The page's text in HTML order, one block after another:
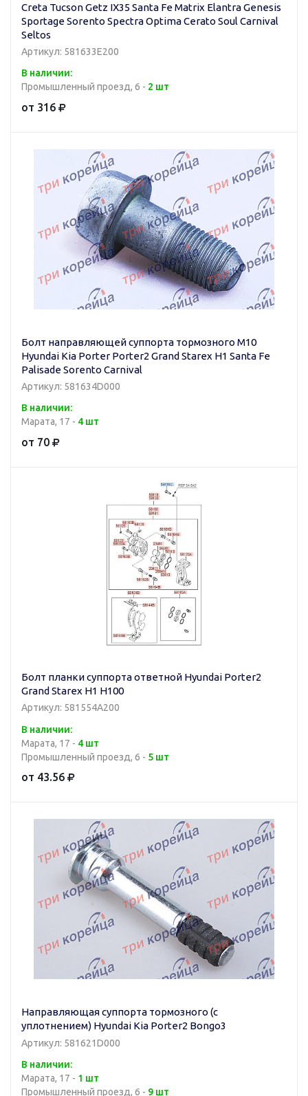
Creta Tucson Getz IX35 Santa Fe Matrix Elantra Genesis
Sportage Sorento Spectra Optima Cerato Soul Carnival
Seltos
Артикул: 581633E200
В наличии:
Промышленный проезд, 6 - 2 шт
от 316
Болт направляющей суппорта тормозного М10
Hyundai Kia Porter Porter2 Grand Starex H1 Santa Fe
Palisade Sorento Carnival
Артикул: 581634D000
В наличии:
Марата, 17 - 4 шт
от 70
Болт планки суппорта ответной Hyundai Porter2
Grand Starex H1 H100
Артикул: 581554A200
В наличии:
Марата, 17 - 4 шт
Промышленный проезд, 6 - 5 шт
от 43.56
Направляющая суппорта тормозного (с
уплотнением) Hyundai Kia Porter2 Bongo3
Артикул: 581621D000
В наличии:
Марата, 17 - 1 шт
Промышленный проезд, 6 - 9 шт